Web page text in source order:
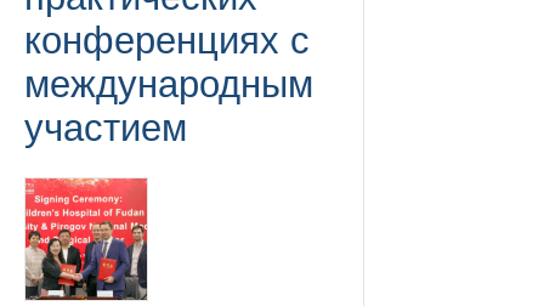
конференциях с
международным
участием